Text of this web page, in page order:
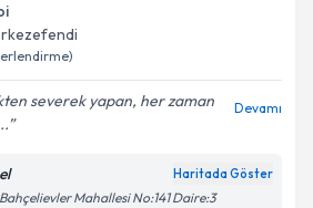
severek yapan, her zaman
Devamı
Haritada Göster
Mahallesi No:141 Daire:3